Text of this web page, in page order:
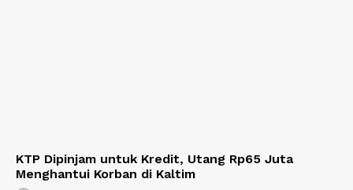
KTP Dipinjam untuk Kredit, Utang Rp65 Juta
Menghantui Korban di Kaltim